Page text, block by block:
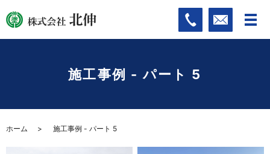
施工事例 - パート 5
ホーム 施工事例 - パート 5